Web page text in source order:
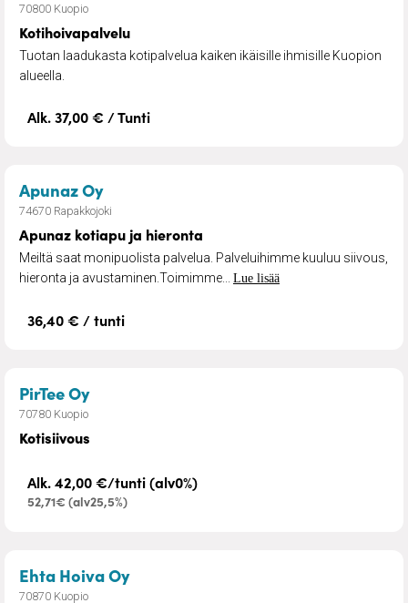
70800 Kuopio
Kotihoivapalvelu
Tuotan laadukasta kotipalvelua kaiken ikäisille ihmisille Kuopion
alueella.
Alk. 37,00 € / Tunti
Apunaz Oy– Apunaz kotiapu ja hieronta
74670 Rapakkojoki
Apunaz kotiapu ja hieronta
Meiltä saat monipuolista palvelua. Palveluihimme kuuluu siivous,
hieronta ja avustaminen.Toimimme... Lue lisää
36,40 € / tunti
PirTee Oy– Kotisiivous
70780 Kuopio
Kotisiivous
Alk. 42,00 €/tunti (alv0%)
52,71€ (alv25,5%)
Ehta Hoiva Oy– Tukipalvelut
70870 Kuopio